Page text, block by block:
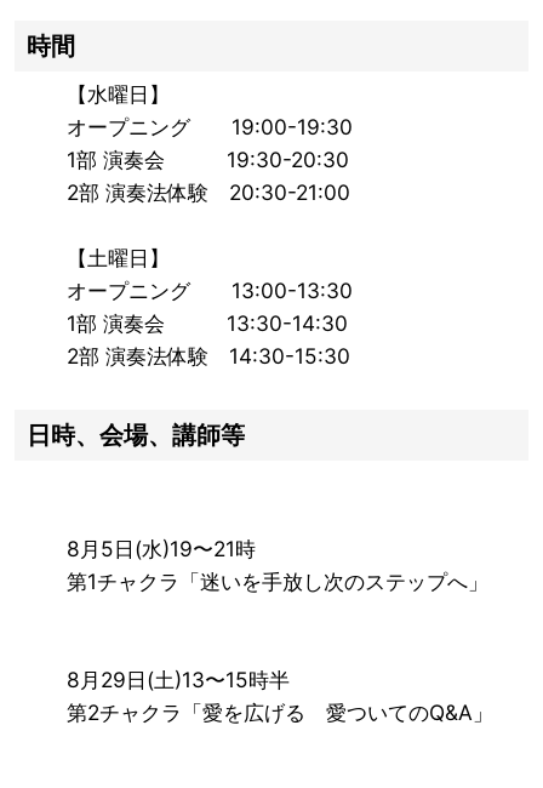
時間
【水曜日】
オープニング 19:00-19:30
1部 演奏会 19:30-20:30
2部 演奏法体験 20:30-21:00
【土曜日】
オープニング 13:00-13:30
1部 演奏会 13:30-14:30
2部 演奏法体験 14:30-15:30
日時、会場、講師等
8月5日(水)19〜21時
第1チャクラ「迷いを手放し次のステップへ」
8月29日(土)13〜15時半
第2チャクラ「愛を広げる 愛ついてのQ&A」